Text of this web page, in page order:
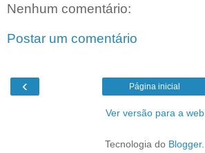
Nenhum comentário:
Postar um comentário
‹ Página inicial
Ver versão para a web
Tecnologia do Blogger.